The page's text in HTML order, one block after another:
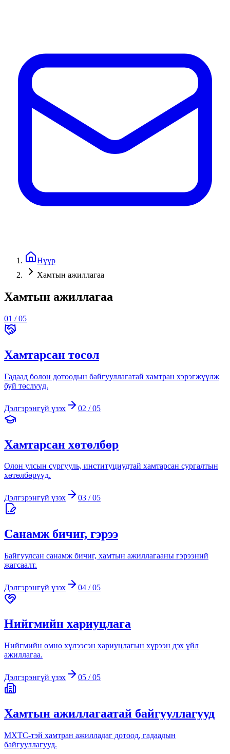
Нүүр
Хамтын ажиллагаа
Хамтын ажиллагаа
01 /05
Хамтарсан төсөл
Гадаад болон дотоодын байгууллагатай хамтран хэрэгжүүлж
буй төслүүд.
Дэлгэрэнгүй үзэх 02 /05
Хамтарсан хөтөлбөр
Олон улсын сургууль, институциудтай хамтарсан сургалтын
хөтөлбөрүүд.
Дэлгэрэнгүй үзэх 03 /05
Санамж бичиг, гэрээ
Байгуулсан санамж бичиг, хамтын ажиллагааны гэрээний
жагсаалт.
Дэлгэрэнгүй үзэх 04 /05
Нийгмийн хариуцлага
Нийгмийн өмнө хүлээсэн хариуцлагын хүрээн дэх үйл
ажиллагаа.
Дэлгэрэнгүй үзэх 05 /05
Хамтын ажиллагаатай байгууллагууд
МХТС-тэй хамтран ажилладаг дотоод, гадаадын
байгууллагууд.